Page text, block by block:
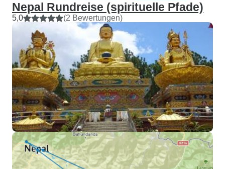
Nepal Rundreise (spirituelle Pfade)
5,0 (2 Bewertungen)